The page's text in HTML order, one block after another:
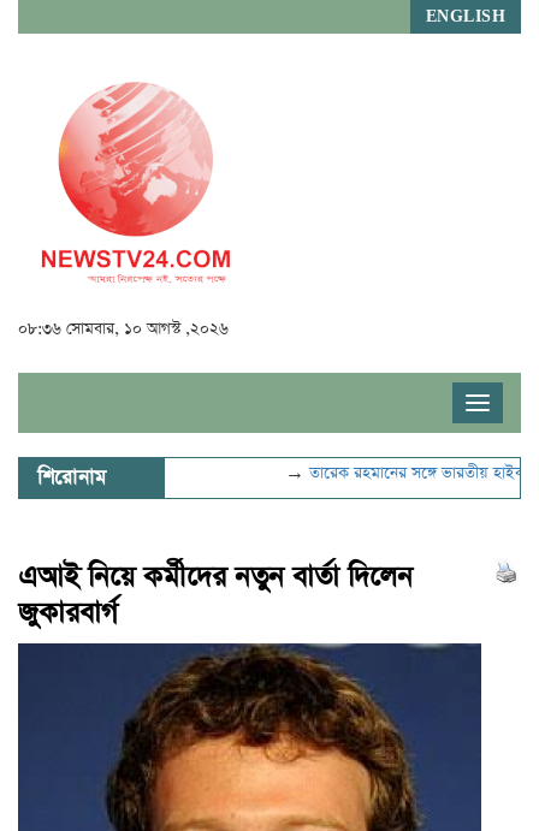
ENGLISH
০৮:৩৬ সোমবার, ১০ আগস্ট ,২০২৬
Toggle
শিরোনাম তারেক রহমানের সঙ্গে ভারতীয়
এআই নিয়ে কর্মীদের নতুন বার্তা দিলেন
জুকারবার্গ